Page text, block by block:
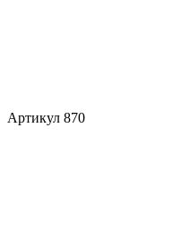
Артикул 870